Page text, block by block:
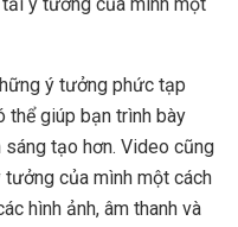
ý tưởng phức tạp
thể giúp bạn trình bày
tạo hơn. Video cũng
của mình một cách
hình ảnh, âm thanh và